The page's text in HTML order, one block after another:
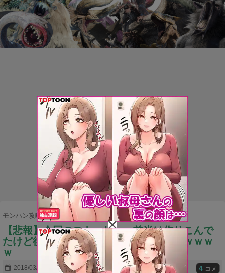
モンハン攻略まとめ隊 > ネタ・雑談
【悲報】今回のストーリー、前半は作りこんで
たけど後半になって力尽きた感あるよねｗｗｗ
ｗ
2018/03/17 4 コメ